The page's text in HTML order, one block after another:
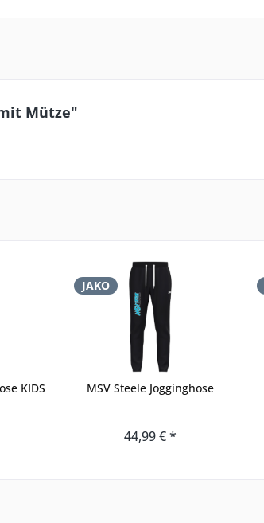
Mütze"
KIDS
JAKO
MSV Steele Jogginghose
44,99 € *